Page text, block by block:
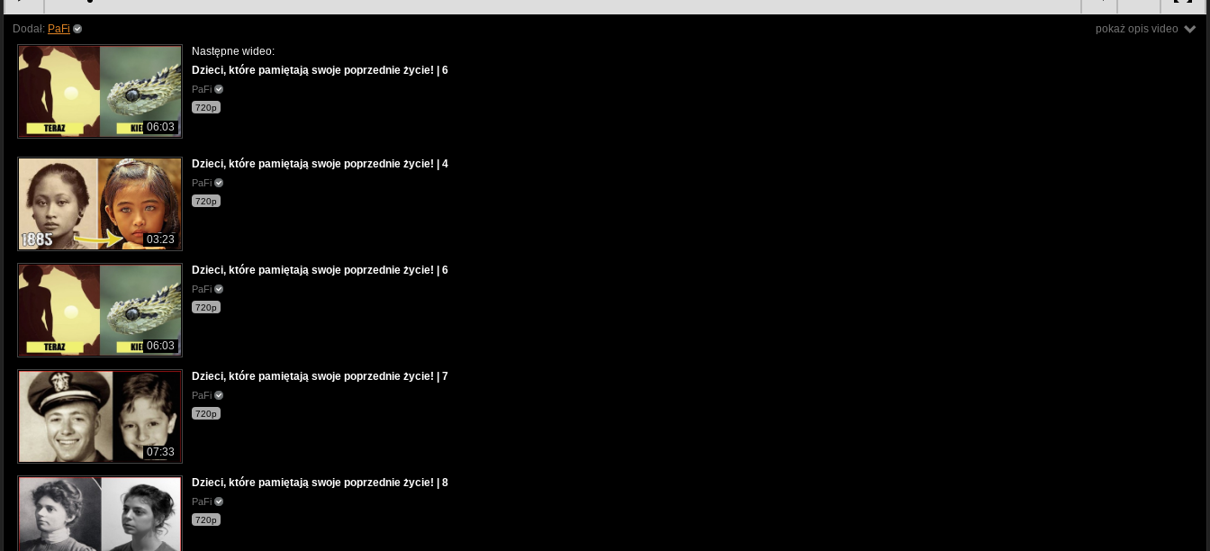
pokaż opis video
Dodał: PaFi
06:03
Następne wideo:
Dzieci, które pamiętają swoje poprzednie życie! | 6
PaFi
720p
03:23
Dzieci, które pamiętają swoje poprzednie życie! | 4
PaFi
720p
06:03
Dzieci, które pamiętają swoje poprzednie życie! | 6
PaFi
720p
07:33
Dzieci, które pamiętają swoje poprzednie życie! | 7
PaFi
720p
Dzieci, które pamiętają swoje poprzednie życie! | 8
PaFi
720p